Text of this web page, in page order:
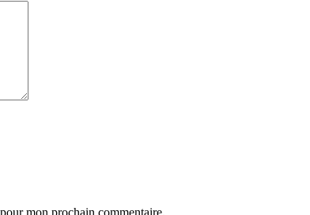
mon prochain commentaire.